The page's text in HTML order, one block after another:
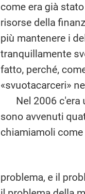
come era già
risorse della
più mantenere i
tranquillamente
fatto, perché,
«svuotacarceri»
Nel 2006 c'era
sono avvenuti
chiamiamoli
problema, e il